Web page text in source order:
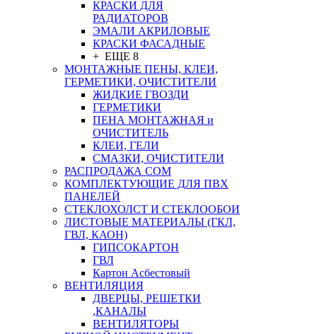
КРАСКИ ДЛЯ
РАДИАТОРОВ
ЭМАЛИ АКРИЛОВЫЕ
КРАСКИ ФАСАДНЫЕ
+ ЕЩЕ 8
МОНТАЖНЫЕ ПЕНЫ, КЛЕИ,
ГЕРМЕТИКИ, ОЧИСТИТЕЛИ
ЖИДКИЕ ГВОЗДИ
ГЕРМЕТИКИ
ПЕНА МОНТАЖНАЯ и
ОЧИСТИТЕЛЬ
КЛЕИ, ГЕЛИ
СМАЗКИ, ОЧИСТИТЕЛИ
РАСПРОДАЖА СОМ
КОМПЛЕКТУЮЩИЕ ДЛЯ ПВХ
ПАНЕЛЕЙ
СТЕКЛОХОЛСТ И СТЕКЛООБОИ
ЛИСТОВЫЕ МАТЕРИАЛЫ (ГКЛ,
ГВЛ, КАОН)
ГИПСОКАРТОН
ГВЛ
Картон Асбестовый
ВЕНТИЛЯЦИЯ
ДВЕРЦЫ, РЕШЕТКИ
,КАНАЛЫ
ВЕНТИЛЯТОРЫ